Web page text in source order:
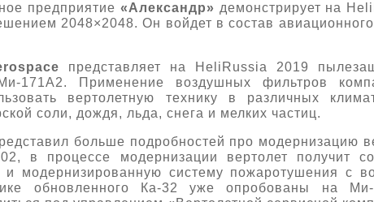
предприятие «Александр» демонстрирует на
2048×2048. Он войдет в состав
представляет на HeliRussia 2019
171А2. Применение воздушных фильтров
вертолетную технику в различных
соли, дождя, льда, снега и мелких частиц.
больше подробностей про модернизацию
в процессе модернизации вертолет получит
и модернизированную систему пожаротушения с
обновленного Ка-32 уже опробованы на